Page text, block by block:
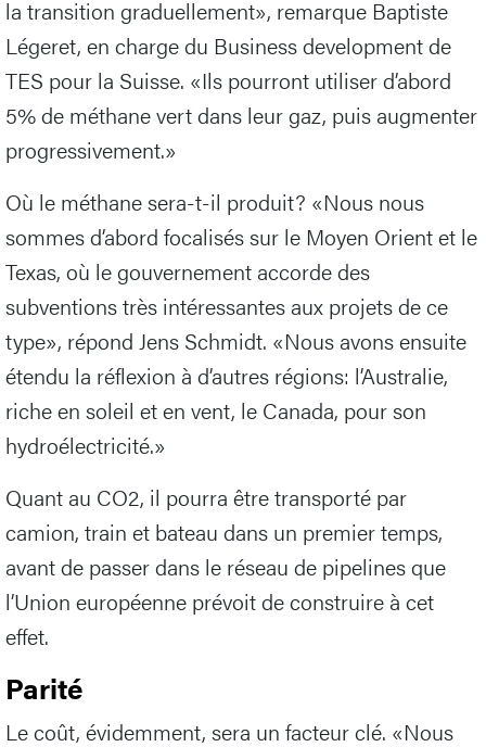
la transition graduellement», remarque Baptiste
Légeret, en charge du Business development de
TES pour la Suisse. «Ils pourront utiliser d’abord
5% de méthane vert dans leur gaz, puis augmenter
progressivement.»
Où le méthane sera-t-il produit? «Nous nous
sommes d’abord focalisés sur le Moyen Orient et le
Texas, où le gouvernement accorde des
subventions très intéressantes aux projets de ce
type», répond Jens Schmidt. «Nous avons ensuite
étendu la réflexion à d’autres régions: l’Australie,
riche en soleil et en vent, le Canada, pour son
hydroélectricité.»
Quant au CO2, il pourra être transporté par
camion, train et bateau dans un premier temps,
avant de passer dans le réseau de pipelines que
l’Union européenne prévoit de construire à cet
effet.
Parité
Le coût, évidemment, sera un facteur clé. «Nous